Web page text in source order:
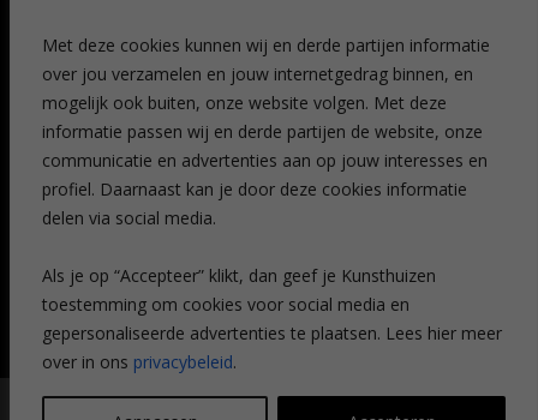
Met deze cookies kunnen wij en derde partijen informatie
over jou verzamelen en jouw internetgedrag binnen, en
mogelijk ook buiten, onze website volgen. Met deze
informatie passen wij en derde partijen de website, onze
communicatie en advertenties aan op jouw interesses en
profiel. Daarnaast kan je door deze cookies informatie
delen via social media.
Als je op “Accepteer” klikt, dan geef je Kunsthuizen
toestemming om cookies voor social media en
gepersonaliseerde advertenties te plaatsen. Lees hier meer
over in ons privacybeleid.
Leiden
Amsterdam
Breda
Favorieten
Mijn art alert
NIEUWSBRIEF
© Kunsthuizen 2026 All rights reserved | Disclaimer|